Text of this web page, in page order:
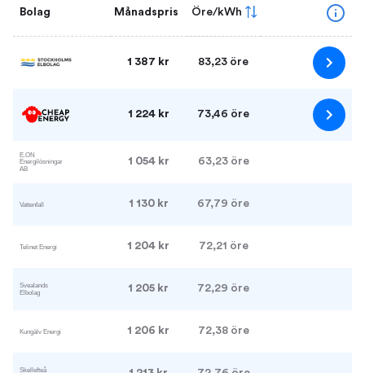
Bolag Månadspris Öre/kWh
1 387 kr 83,23 öre
1 224 kr 73,46 öre
1 054 kr 63,23 öre
1 130 kr 67,79 öre
1 204 kr 72,21 öre
1 205 kr 72,29 öre
1 206 kr 72,38 öre